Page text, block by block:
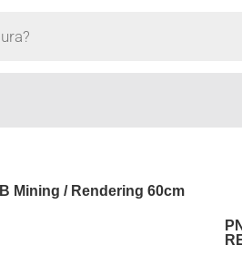
Mining / Rendering 60cm